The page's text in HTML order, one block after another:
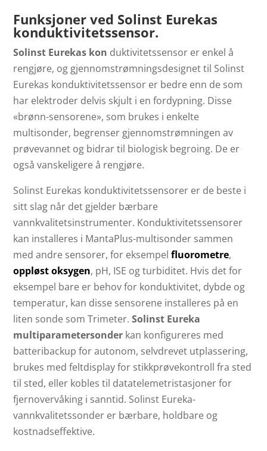
Funksjoner ved Solinst Eurekas
konduktivitetssensor.
Solinst Eurekas kon duktivitetssensor er enkel å
rengjøre, og gjennomstrømningsdesignet til Solinst
Eurekas konduktivitetssensor er bedre enn de som
har elektroder delvis skjult i en fordypning. Disse
«brønn-sensorene», som brukes i enkelte
multisonder, begrenser gjennomstrømningen av
prøvevannet og bidrar til biologisk begroing. De er
også vanskeligere å rengjøre.
Solinst Eurekas konduktivitetssensorer er de beste i
sitt slag når det gjelder bærbare
vannkvalitetsinstrumenter. Konduktivitetssensorer
kan installeres i MantaPlus-multisonder sammen
med andre sensorer, for eksempelfluorometre,
oppløst oksygen, pH, ISE og turbiditet. Hvis det for
eksempel bare er behov for konduktivitet, dybde og
temperatur, kan disse sensorene installeres på en
liten sonde som Trimeter.Solinst Eureka
multiparametersonder kan konfigureres med
batteribackup for autonom, selvdrevet utplassering,
brukes med feltdisplay for stikkprøvekontroll fra sted
til sted, eller kobles til datatelemetristasjoner for
fjernovervåking i sanntid. Solinst Eureka-
vannkvalitetssonder er bærbare, holdbare og
kostnadseffektive.